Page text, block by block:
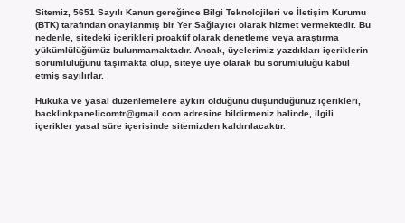
Sitemiz, 5651 Sayılı Kanun gereğince Bilgi Teknolojileri ve İletişim Kurumu
(BTK) tarafından onaylanmış bir Yer Sağlayıcı olarak hizmet vermektedir. Bu
nedenle, sitedeki içerikleri proaktif olarak denetleme veya araştırma
yükümlülüğümüz bulunmamaktadır. Ancak, üyelerimiz yazdıkları içeriklerin
sorumluluğunu taşımakta olup, siteye üye olarak bu sorumluluğu kabul
etmiş sayılırlar.
Hukuka ve yasal düzenlemelere aykırı olduğunu düşündüğünüz içerikleri,
backlinkpanelicomtr@gmail.comadresine bildirmeniz halinde, ilgili
içerikler yasal süre içerisinde sitemizden kaldırılacaktır.